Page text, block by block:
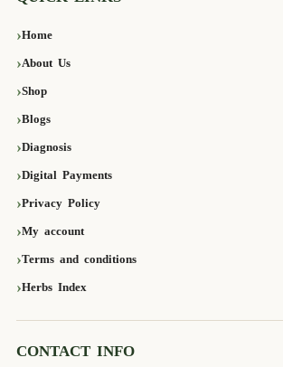
Home
About Us
Shop
Blogs
Diagnosis
Digital Payments
Privacy Policy
My account
Terms and conditions
Herbs Index
CONTACT INFO